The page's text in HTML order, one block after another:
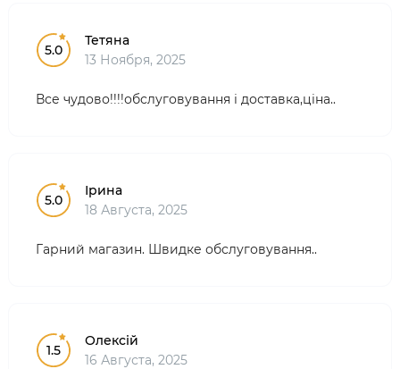
5.0
Тетяна
13 Ноября, 2025
Все чудово!!!!обслуговування і доставка,ціна..
5.0
Ірина
18 Августа, 2025
Гарний магазин. Швидке обслуговування..
1.5
Олексій
16 Августа, 2025